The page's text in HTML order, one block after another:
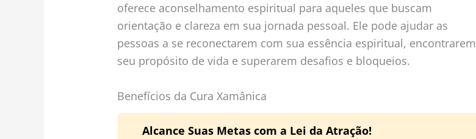
oferece aconselhamento espiritual para aqueles que buscam
orientação e clareza em sua jornada pessoal. Ele pode ajudar as
pessoas a se reconectarem com sua essência espiritual, encontrarem
seu propósito de vida e superarem desafios e bloqueios.
Benefícios da Cura Xamânica
Alcance Suas Metas com a Lei da Atração!